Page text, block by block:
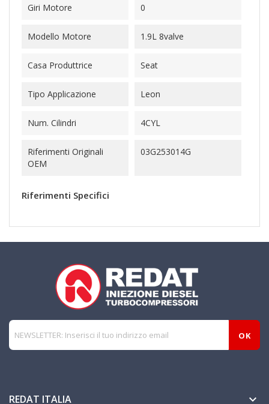
Giri Motore 0
Modello Motore 1.9L 8valve
Casa Produttrice Seat
Tipo Applicazione Leon
Num. Cilindri 4CYL
Riferimenti Originali
OEM
03G253014G
Riferimenti Specifici
REDAT ITALIA 